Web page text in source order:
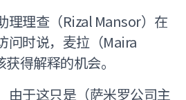
理理查（Rizal Mansor）在
问时说，麦拉（Maira
得解释的机会。
由于这只是（萨米罗公司主